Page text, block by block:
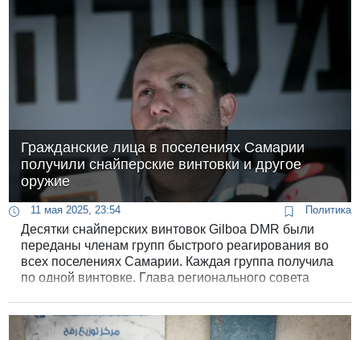
Гражданские лица в поселениях Самарии
получили снайперские винтовки и другое
оружие
11 мая 2025, 23:54 Политика
Десятки снайперских винтовок Gilboa DMR были
переданы членам групп быстрого реагирования во
всех поселениях Самарии. Каждая группа получила
по одной винтовке. Глава регионального совета